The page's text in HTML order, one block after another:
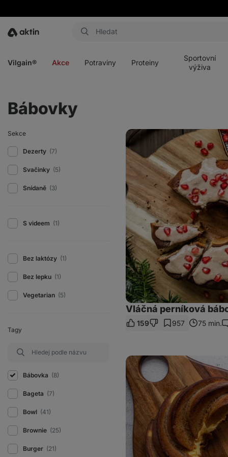
Aktin
Vilgain® Akce Potraviny Proteiny
Sportovní
výživa
Bábovky
Sekce
Dezerty (7)
Svačinky (5)
Snídaně (3)
S videem (1)
Bez laktózy (1)
Bez lepku (1)
Vegetarian (5)
Tagy
Bábovka (8)
Bageta (7)
Bowl (41)
Brownie (25)
Burger (21)
Vláčná
perníková
bábovka
s
Vláčná perníková
159 957 75 min.
Mrkvová
bábovka
tvarohem
vlašskými
ořechy